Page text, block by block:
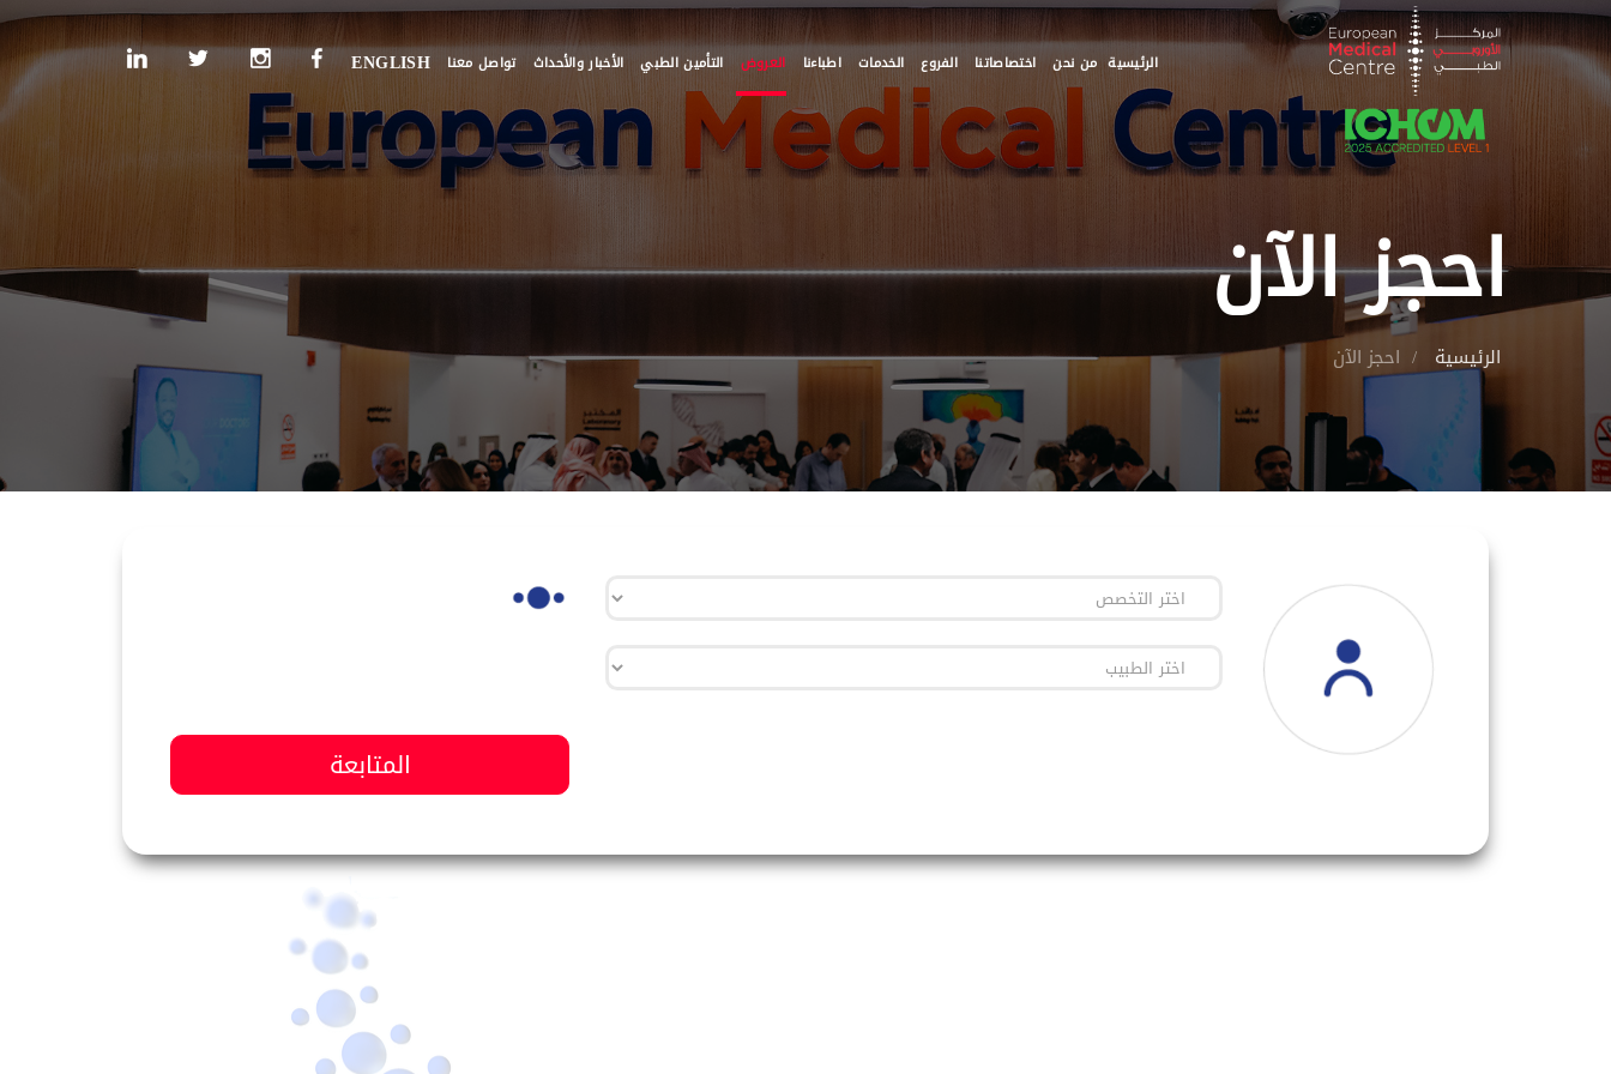
الرئيسية من نحن اختصاصاتنا الفروع الخدمات اطباءنا العروض التأمين الطبي الأخبار والأحداث تواصل معنا ENGLISH
احجز الآن
الرئيسية احجز الآن
المتابعة